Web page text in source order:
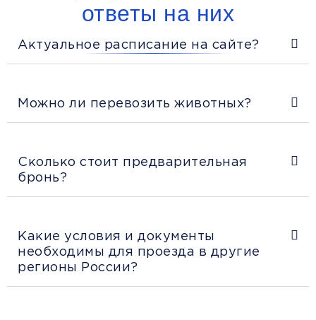
ответы на них
Актуальное расписание на сайте?
Можно ли перевозить животных?
Сколько стоит предварительная
бронь?
Какие условия и документы
необходимы для проезда в другие
регионы России?